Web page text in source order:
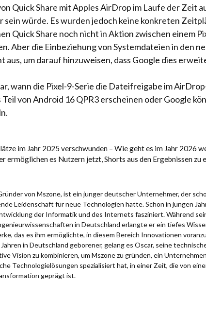
Quick Share mit Apples AirDrop im Laufe der Zeit
sein würde. Es wurden jedoch keine konkreten
Quick Share noch nicht in Aktion zwischen einem
Aber die Einbeziehung von Systemdateien in den
aus, um darauf hinzuweisen, dass Google dies
wann die Pixel-9-Serie die Dateifreigabe im
Teil von Android 16 QPR3 erscheinen oder Google
im Jahr 2025 verschwunden – Wie geht es im Jahr 2026
ermöglichen es Nutzern jetzt, Shorts aus den Ergebnissen zu
von Mszone, ist ein junger deutscher Unternehmer, der
Leidenschaft für neue Technologien hatte. Schon in jungen
der Informatik und des Internets fasziniert. Während
in Deutschland erlangte er ein tiefes
das es ihm ermöglichte, in diesem Bereich Innovationen
in Deutschland geborener, gelang es Oscar, seine
Vision zu kombinieren, um Mszone zu gründen, ein
Technologielösungen spezialisiert hat, in einer Zeit, die von
geprägt ist.